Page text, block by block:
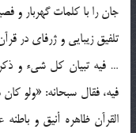
جان‌ را با كلمات‌ گهربار
تلفيق‌ زيبايي‌ و ژرفاي‌ در
… فيه‌ تبيان‌ كل‌ شي‌ء و
فيه‌، فقال‌ سبحانه‌: «ولو كان‌
القرآن‌ ظاهره‌ أنيق‌ و